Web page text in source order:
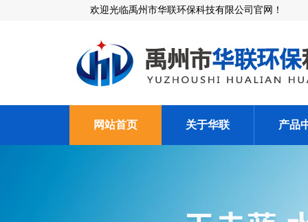
欢迎光临禹州市华联环保科技有限公司官网！
网站首页 关于华联 产品